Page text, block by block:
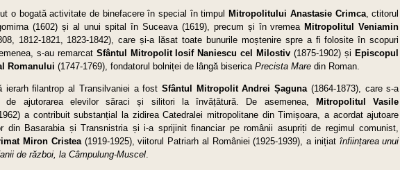
o bogată activitate de binefacere în special în timpul Mitropolitului Anastasie Crimca, ctitorul
(1602) și al unui spital în Suceava (1619), precum și în vremea Mitropolitul Veniamin
1812-1821, 1823-1842), care și-a lăsat toate bunurile moștenire spre a fi folosite în scopuri
s-au remarcat Sfântul Mitropolit Iosif Naniescu cel Milostiv (1875-1902) și Episcopul
Romanului (1747-1769), fondatorul bolniței de lângă biserica Precista Maredin Roman.
ierarh filantrop al Transilvaniei a fost Sfântul Mitropolit Andrei Șaguna (1864-1873), care s-a
de ajutorarea elevilor săraci și silitori la învățătură. De asemenea,
Mitropolitul Vasile
a contribuit substanțial la zidirea Catedralei mitropolitane din Timișoara, a acordat ajutoare
din Basarabia și Transnistria și i-a sprijinit financiar pe românii asupriți de regimul comunist,
Miron Cristea (1919-1925), viitorul Patriarh al României (1925-1939), a inițiat înființarea unui
de război, la Câmpulung-Muscel.